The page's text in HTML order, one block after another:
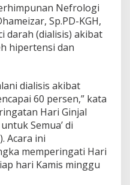
Nefrologi
Sp.PD-KGH,
darah (dialisis) akibat
hipertensi dan
dialisis akibat
60 persen,” kata
Hari Ginjal
Semua’ di
Acara ini
memperingati Hari
hari Kamis minggu